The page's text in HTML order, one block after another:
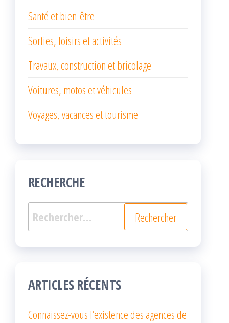
Santé et bien-être
Sorties, loisirs et activités
Travaux, construction et bricolage
Voitures, motos et véhicules
Voyages, vacances et tourisme
RECHERCHE
Rechercher :
ARTICLES RÉCENTS
Connaissez-vous l’existence des agences de